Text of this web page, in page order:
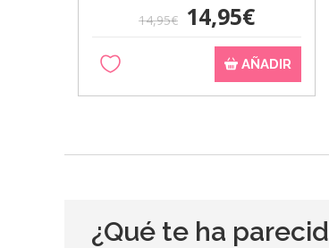
14,95€ 14,95€
AÑADIR
¿Qué te ha